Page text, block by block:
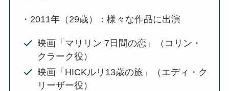
・2011年（29歳）：様々な作品に出演
映画「マリリン 7日間の恋」（コリン・
クラーク役）
映画「HICKルリ13歳の旅」（エディ・ク
リーザー役）